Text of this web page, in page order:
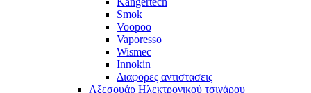
Smok
Voopoo
Vaporesso
Wismec
Ιnnokin
Διαφορες αντιστασεις
Αξεσουάρ Ηλεκτρονικού τσιγάρου